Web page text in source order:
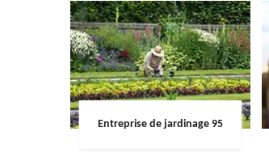
Entreprise de jardinage 95